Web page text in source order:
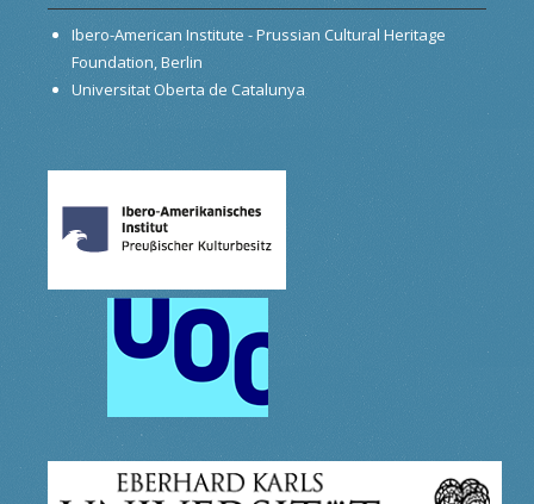
Ibero-American Institute - Prussian Cultural Heritage
Foundation, Berlin
Universitat Oberta de Catalunya